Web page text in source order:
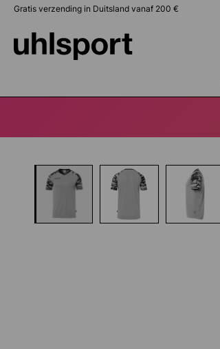
Ga naar de hoofdnavigatie
Gratis verzending in Duitsland vanaf 200 €
Afbeeldingengalerij overslaan